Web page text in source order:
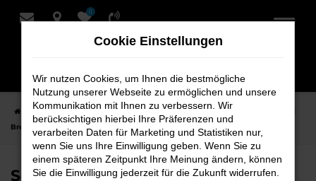
Zum
0
Startseite Cuxhaven Seat Seat Leon
Seat Leon Neuwagen bei
Bremer Fahrzeughaus Schmidt + Koch AG für Cuxhaven
Seat Leon Neuwagen bei Bremer
Cookie Einstellungen
Wir nutzen Cookies, um Ihnen die bestmögliche
Nutzung unserer Webseite zu ermöglichen und unsere
Kommunikation mit Ihnen zu verbessern. Wir
berücksichtigen hierbei Ihre Präferenzen und
verarbeiten Daten für Marketing und Statistiken nur,
wenn Sie uns Ihre Einwilligung geben. Wenn Sie zu
einem späteren Zeitpunkt Ihre Meinung ändern, können
Sie die Einwilligung jederzeit für die Zukunft widerrufen.